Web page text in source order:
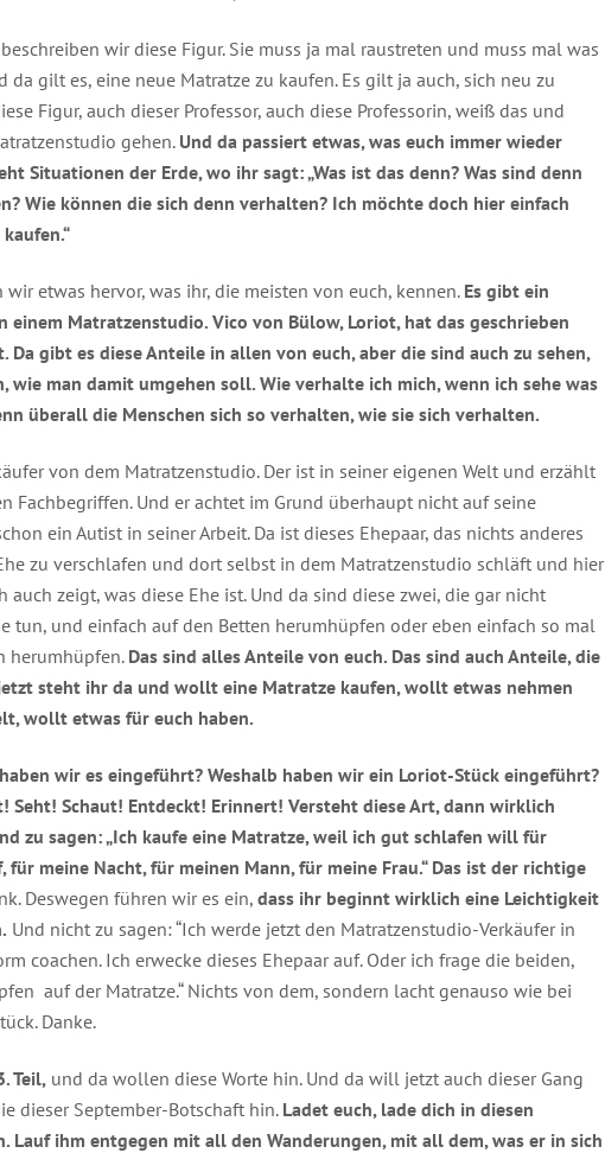
beschreiben wir diese Figur. Sie muss ja mal raustreten und muss mal was
da gilt es, eine neue Matratze zu kaufen. Es gilt ja auch, sich neu zu
Figur, auch dieser Professor, auch diese Professorin, weiß das und
gehen. Und da passiert etwas, was euch immer wieder
Situationen der Erde, wo ihr sagt: „Was ist das denn? Was sind denn
Wie können die sich denn verhalten? Ich möchte doch hier einfach
wir etwas hervor, was ihr, die meisten von euch, kennen. Es gibt ein
einem Matratzenstudio. Vico von Bülow, Loriot, hat das geschrieben
Da gibt es diese Anteile in allen von euch, aber die sind auch zu sehen,
wie man damit umgehen soll. Wie verhalte ich mich, wenn ich sehe was
überall die Menschen sich so verhalten, wie sie sich verhalten.
von dem Matratzenstudio. Der ist in seiner eigenen Welt und erzählt
Fachbegriffen. Und er achtet im Grund überhaupt nicht auf seine
ein Autist in seiner Arbeit. Da ist dieses Ehepaar, das nichts anderes
zu verschlafen und dort selbst in dem Matratzenstudio schläft und hier
auch zeigt, was diese Ehe ist. Und da sind diese zwei, die gar nicht
tun, und einfach auf den Betten herumhüpfen oder eben einfach so mal
herumhüpfen. Das sind alles Anteile von euch. Das sind auch Anteile, die
steht ihr da und wollt eine Matratze kaufen, wollt etwas nehmen
wollt etwas für euch haben.
wir es eingeführt? Weshalb haben wir ein Loriot-Stück eingeführt?
Seht! Schaut! Entdeckt! Erinnert! Versteht diese Art, dann wirklich
zu sagen: „Ich kaufe eine Matratze, weil ich gut schlafen will für
für meine Nacht, für meinen Mann, für meine Frau.“ Das ist der richtige
Deswegen führen wir es ein, dass ihr beginnt wirklich eine Leichtigkeit
Und nicht zu sagen: “Ich werde jetzt den Matratzenstudio-Verkäufer in
coachen. Ich erwecke dieses Ehepaar auf. Oder ich frage die beiden,
auf der Matratze.“ Nichts von dem, sondern lacht genauso wie bei
Danke.
Teil, und da wollen diese Worte hin. Und da will jetzt auch dieser Gang
dieser September-Botschaft hin. Ladet euch, lade dich in diesen
Lauf ihm entgegen mit all den Wanderungen, mit all dem, was er in sich